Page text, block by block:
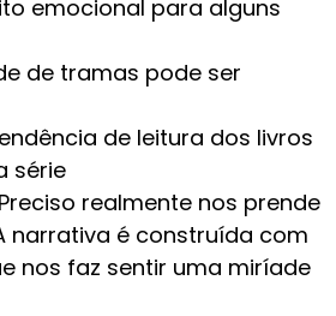
emocional para alguns
de tramas pode ser
de leitura dos livros
série
realmente nos prende
narrativa é construída com
nos faz sentir uma miríade